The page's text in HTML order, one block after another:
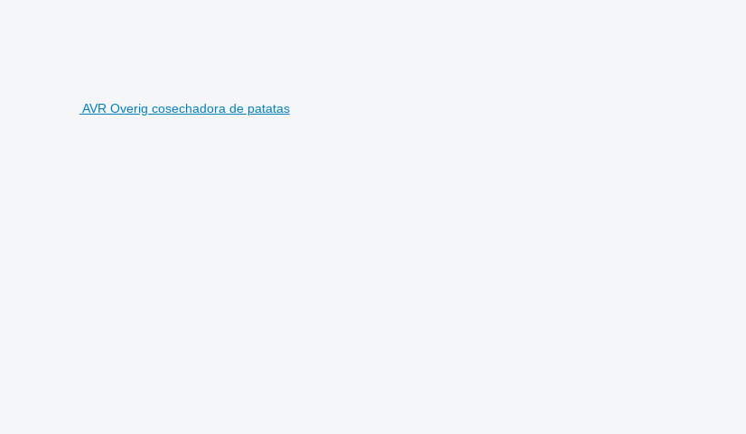
AVR Overig cosechadora de patatas